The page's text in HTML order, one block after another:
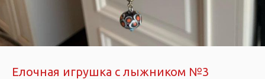
Елочная игрушка с лыжником №3